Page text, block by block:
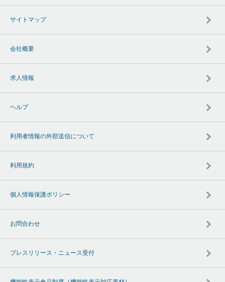
サイトマップ
会社概要
求人情報
ヘルプ
利用者情報の外部送信について
利用規約
個人情報保護ポリシー
お問合わせ
プレスリリース・ニュース受付